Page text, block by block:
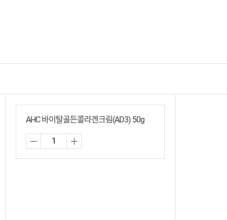
AHC 바이탈골든콜라겐크림(AD3) 50g